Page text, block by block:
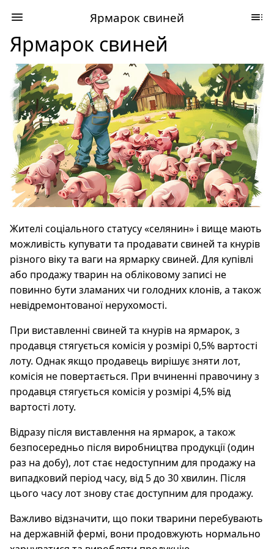
Ярмарок свиней
Ярмарок свиней
Жителі соціального статусу «селянин» і вище мають
можливість купувати та продавати свиней та кнурів
різного віку та ваги на ярмарку свиней. Для купівлі
або продажу тварин на обліковому записі не
повинно бути зламаних чи голодних клонів, а також
невідремонтованої нерухомості.
При виставленні свиней та кнурів на ярмарок, з
продавця стягується комісія у розмірі 0,5% вартості
лоту. Однак якщо продавець вирішує зняти лот,
комісія не повертається. При вчиненні правочину з
продавця стягується комісія у розмірі 4,5% від
вартості лоту.
Відразу після виставлення на ярмарок, а також
безпосередньо після виробництва продукції (один
раз на добу), лот стає недоступним для продажу на
випадковий період часу, від 5 до 30 хвилин. Після
цього часу лот знову стає доступним для продажу.
Важливо відзначити, що поки тварини перебувають
на державній фермі, вони продовжують нормально